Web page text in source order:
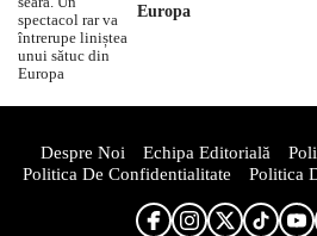
Europa
Despre Noi Echipa Editorială
Politica De Confidentialitate
Politica